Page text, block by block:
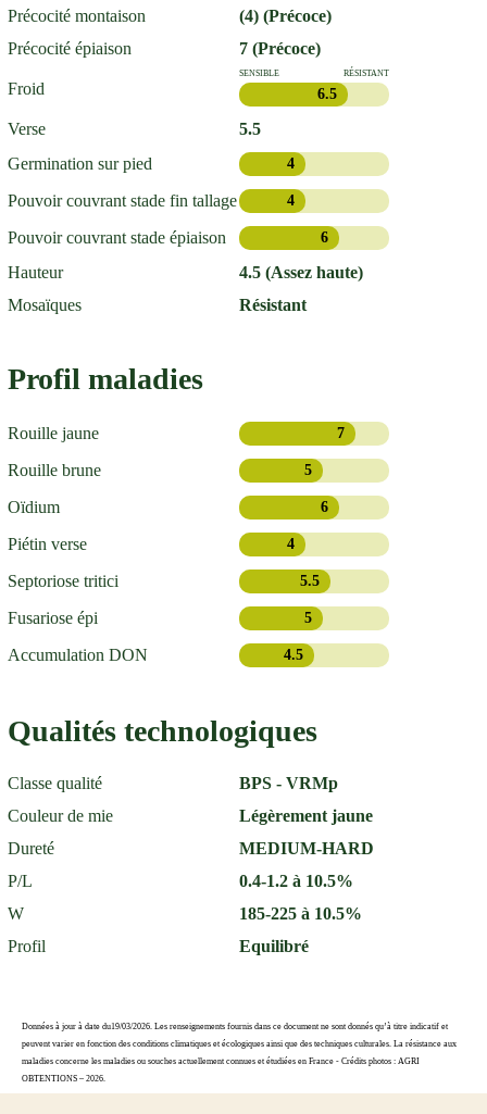
Précocité montaison
(4) (Précoce)
Précocité épiaison
7 (Précoce)
Froid
SENSIBLE RÉSISTANT
6.5
Verse
5.5
Germination sur pied
4
Pouvoir couvrant stade fin tallage 4
Pouvoir couvrant stade épiaison 6
Hauteur
4.5 (Assez haute)
Mosaïques
Résistant
Profil maladies
Rouille jaune 7
Rouille brune 5
Oïdium 6
Piétin verse 4
Septoriose tritici 5.5
Fusariose épi 5
Accumulation DON 4.5
Qualités technologiques
Classe qualité
BPS - VRMp
Couleur de mie
Légèrement jaune
Dureté
MEDIUM-HARD
P/L
0.4-1.2 à 10.5%
W
185-225 à 10.5%
Profil
Equilibré
Données à jour à date du19/03/2026. Les renseignements fournis dans ce document ne sont donnés qu’à titre indicatif et
peuvent varier en fonction des conditions climatiques et écologiques ainsi que des techniques culturales. La résistance aux
maladies concerne les maladies ou souches actuellement connues et étudiées en France - Crédits photos : AGRI
OBTENTIONS – 2026.